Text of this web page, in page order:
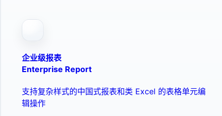
企业级报表
Enterprise Report
支持复杂样式的中国式报表和类 Excel 的表格单元编
辑操作